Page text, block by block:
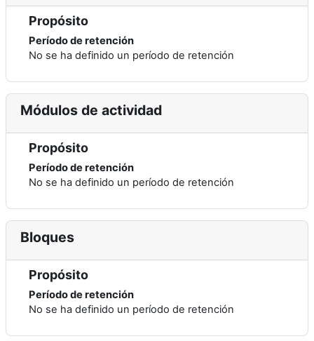
Propósito
Período de retención
No se ha definido un período de retención
Módulos de actividad
Propósito
Período de retención
No se ha definido un período de retención
Bloques
Propósito
Período de retención
No se ha definido un período de retención